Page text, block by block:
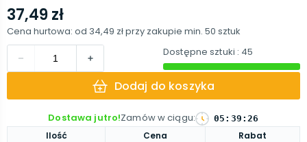
Ilość Cena
Rabat
37,49 zł
Cena hurtowa: od 34,49 złprzy zakupie min. 50 sztuk
Dostępne sztuki : 45
Dodaj do koszyka
Dostawa jutro!Zamów w ciągu: 05 : 39 :25